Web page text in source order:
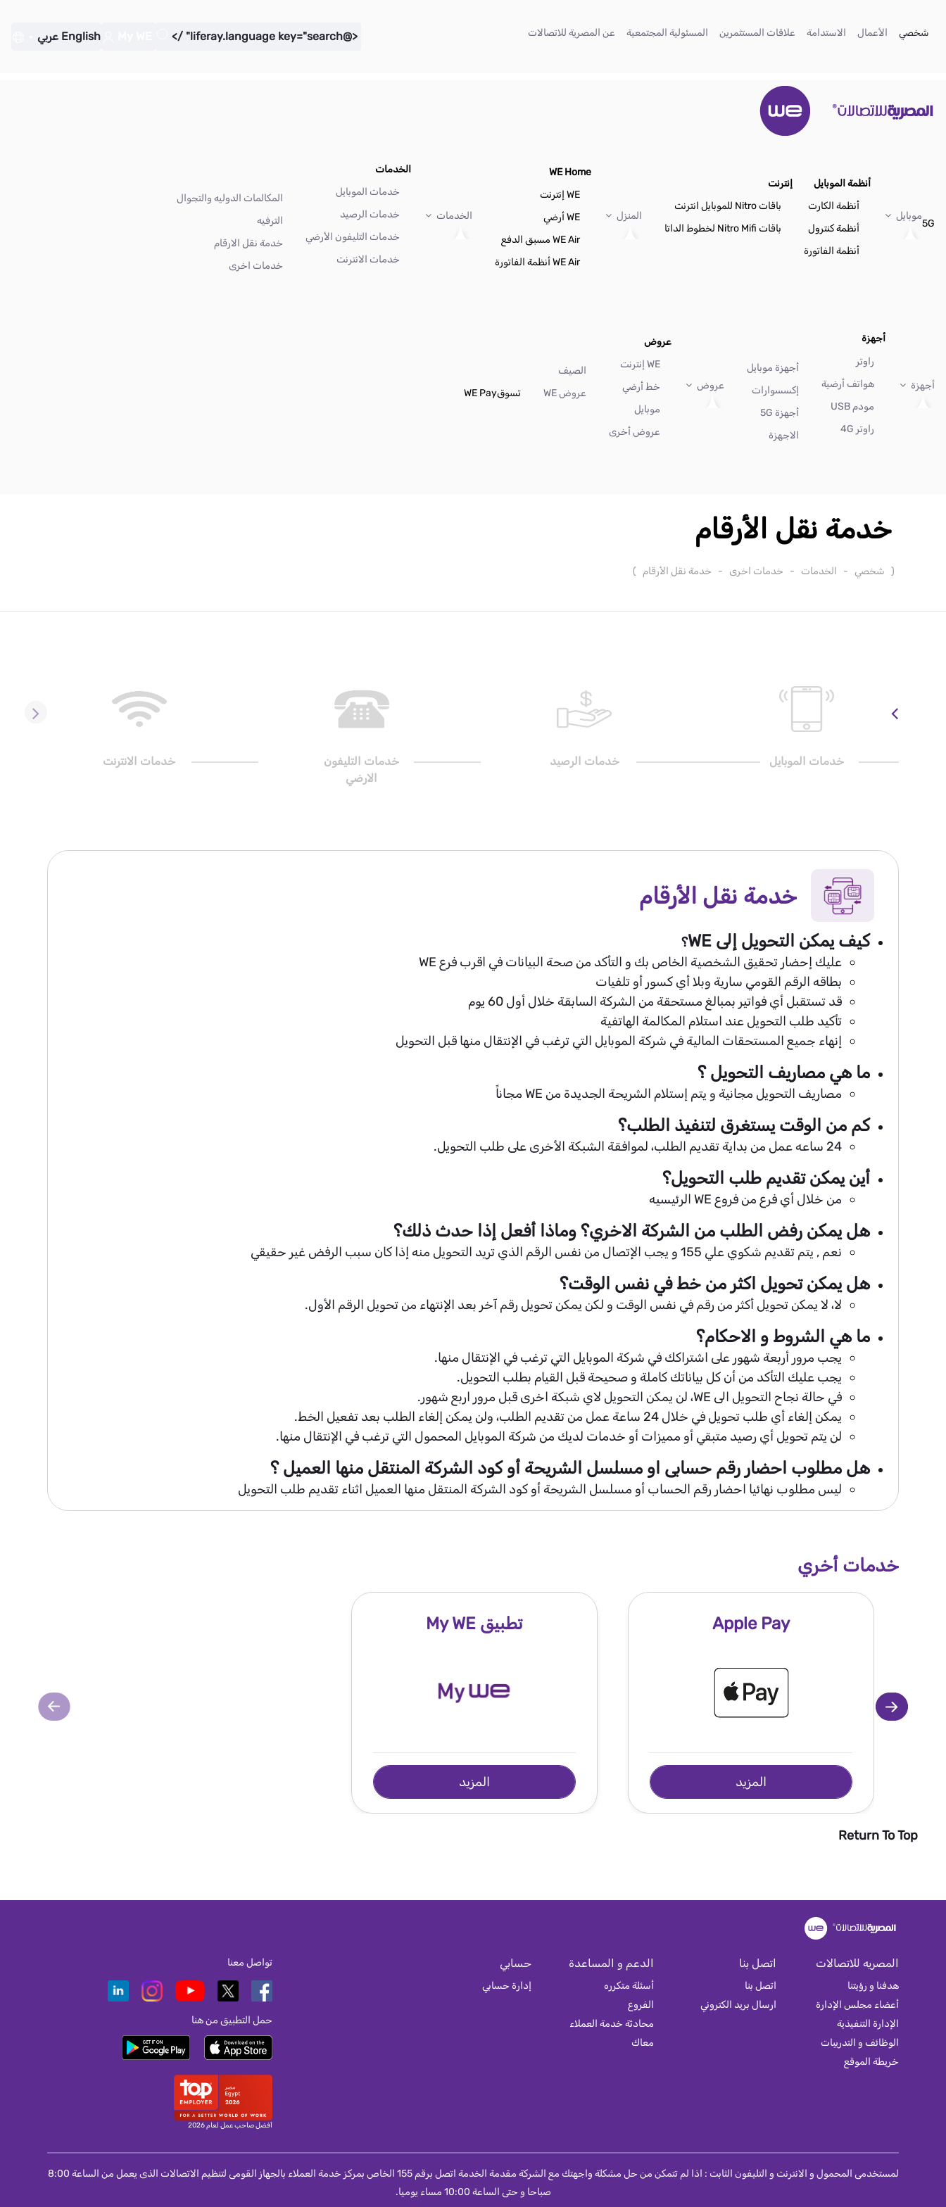
شخصي
الأعمال الاستدامة
(current) علاقات المستثمرين
(current) المسئولية المجتمعية
(current) عن المصرية للاتصالات <@liferay.language key="search" />
English عربي
5G
موبايل
أنظمة الموبايل
أنظمة الكارت
أنظمة كنترول
أنظمة الفاتورة
إنترنت
باقات Nitro للموبايل انترنت
باقات Nitro Mifi لخطوط الداتا
المنزل
WE Home
WE إنترنت
WE أرضي
WE Air مسبق الدفع
WE Air أنظمة الفاتورة
الخدمات
الخدمات
خدمات الموبايل
خدمات الرصيد
خدمات التليفون الأرضي
خدمات الانترنت
المكالمات الدوليه والتجوال
الترفيه
خدمة نقل الارقام
خدمات اخرى
أجهزة
أجهزة
راوتر
هواتف أرضية
مودم USB
راوتر 4G
أجهزة موبايل
إكسسوارات
أجهزة 5G
الاجهزة
عروض
عروض
WE إنترنت
خط أرضي
موبايل
عروض أخرى
الصيف
عروض WE
تسوقWE Pay
خدمة نقل الأرقام
( شخصي - الخدمات - خدمات اخرى - خدمة نقل الأرقام )
خدمات الموبايل خدمات الرصيد
خدمات التليفون
الارضي
خدمات الانترنت
خدمة نقل الأرقام
كيف يمكن التحويل إلى WE
؟
عليك إحضار تحقيق الشخصية الخاص بك و التأكد من صحة البيانات في اقرب فرع WE
بطاقه الرقم القومي سارية وبلا أي كسور أو تلفيات
قد تستقبل أي فواتير بمبالغ مستحقة من الشركة السابقة خلال أول 60 يوم
تأكيد طلب التحويل عند استلام المكالمة الهاتفية
إنهاء جميع المستحقات المالية في شركة الموبايل التي ترغب في الإنتقال منها قبل التحويل
ما هي مصاريف التحويل ؟
مصاريف التحويل مجانية و يتم إستلام الشريحة الجديدة من WE مجاناً
كم من الوقت يستغرق لتنفيذ الطلب؟
24 ساعه عمل من بداية تقديم الطلب، لموافقة الشبكة الأخرى على طلب التحويل.
أين يمكن تقديم طلب التحويل؟
من خلال أي فرع من فروع WE الرئيسيه
هل يمكن رفض الطلب من الشركة الاخري؟ وماذا أفعل إذا حدث ذلك؟
نعم , يتم تقديم شكوي علي 155 و يجب الإتصال من نفس الرقم الذي تريد التحويل منه إذا كان سبب الرفض غير حقيقي
هل يمكن تحويل اكثر من خط في نفس الوقت؟
لا، لا يمكن تحويل أكثر من رقم في نفس الوقت و لكن يمكن تحويل رقم آخر بعد الإنتهاء من تحويل الرقم الأول.
ما هي الشروط و الاحكام؟
يجب مرور أربعة شهور على اشتراكك في شركة الموبايل التي ترغب في الإنتقال منها.
يجب عليك التأكد من أن كل بياناتك كاملة و صحيحة قبل القيام بطلب التحويل.
في حالة نجاح التحويل الى WE، لن يمكن التحويل لاي شبكة اخرى قبل مرور اربع شهور.
يمكن إلغاء أي طلب تحويل في خلال 24 ساعة عمل من تقديم الطلب، ولن يمكن إلغاء الطلب بعد تفعيل الخط.
لن يتم تحويل أي رصيد متبقي أو مميزات أو خدمات لديك من شركة الموبايل المحمول التي ترغب في الإنتقال منها.
هل مطلوب احضار رقم حسابى او مسلسل الشريحة أو كود الشركة المنتقل منها العميل ؟
ليس مطلوب نهائيا احضار رقم الحساب أو مسلسل الشريحة أو كود الشركة المنتقل منها العميل اثناء تقديم طلب التحويل
خدمات أخري
Apple Pay
المزيد
تطبيق My WE
المزيد
Return To Top
المصريه للاتصالات
هدفنا و رؤيتنا
أعضاء مجلس الإدارة
الإدارة التنفيذية
الوظائف و التدريبات
خريطة الموقع
اتصل بنا
اتصل بنا
ارسال بريد الكتروني
الدعم و المساعدة
أسئلة متكرره
الفروع
محادثة خدمة العملاء
معاك
حسابي
إدارة حسابي
تواصل معنا
حمل التطبيق من هنا
أفضل صاحب عمل لعام 2026
لمستخدمى المحمول و الانترنت و التليفون الثابت : اذا لم تتمكن من حل مشكلة واجهتك مع الشركة مقدمة الخدمة اتصل برقم 155 الخاص بمركز خدمة العملاء بالجهاز القومى لتنظيم الاتصالات الذى يعمل من الساعة 8:00
صباحا و حتى الساعة 10:00 مساء يوميا.